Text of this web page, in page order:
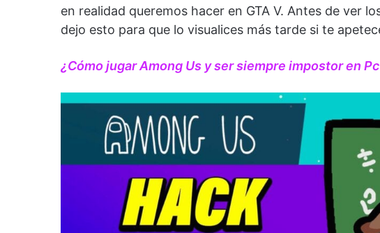
en realidad queremos hacer en GTA V. Antes de ver
dejo esto para que lo visualices más tarde si te
¿Cómo jugar Among Us y ser siempre impostor en